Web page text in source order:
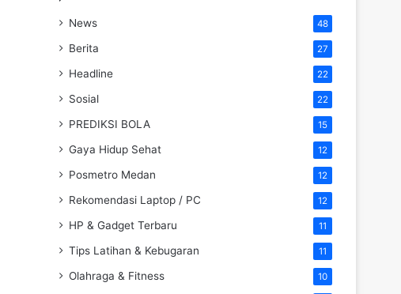
News 48
Berita 27
Headline 22
Sosial 22
PREDIKSI BOLA 15
Gaya Hidup Sehat 12
Posmetro Medan 12
Rekomendasi Laptop / PC 12
HP & Gadget Terbaru 11
Tips Latihan & Kebugaran 11
Olahraga & Fitness 10